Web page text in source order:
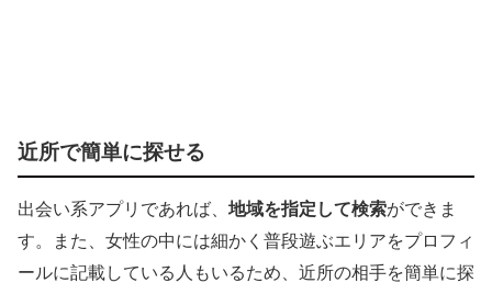
近所で簡単に探せる
出会い系アプリであれば、 地域を指定して検索ができま
す。また、女性の中には細かく普段遊ぶエリアをプロフィ
ールに記載している人もいるため、近所の相手を簡単に探